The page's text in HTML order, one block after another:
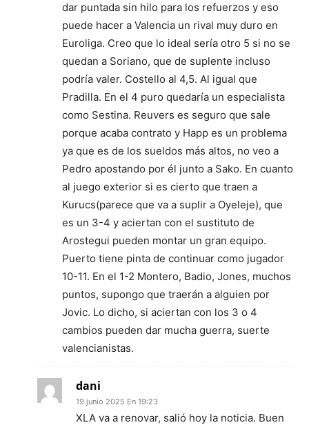
dar puntada sin hilo para los refuerzos y eso
puede hacer a Valencia un rival muy duro en
Euroliga. Creo que lo ideal sería otro 5 si no se
quedan a Soriano, que de suplente incluso
podría valer. Costello al 4,5. Al igual que
Pradilla. En el 4 puro quedaría un especialista
como Sestina. Reuvers es seguro que sale
porque acaba contrato y Happ es un problema
ya que es de los sueldos más altos, no veo a
Pedro apostando por él junto a Sako. En cuanto
al juego exterior si es cierto que traen a
Kurucs(parece que va a suplir a Oyeleje), que
es un 3-4 y aciertan con el sustituto de
Arostegui pueden montar un gran equipo.
Puerto tiene pinta de continuar como jugador
10-11. En el 1-2 Montero, Badio, Jones, muchos
puntos, supongo que traerán a alguien por
Jovic. Lo dicho, si aciertan con los 3 o 4
cambios pueden dar mucha guerra, suerte
valencianistas.
dani
19 junio 2025 En 19:23
XLA va a renovar, salió hoy la noticia. Buen